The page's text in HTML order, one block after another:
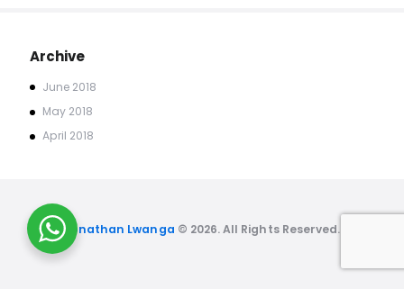
Archive
June 2018
May 2018
April 2018
Jonathan Lwanga © 2026. All Rights Reserved.